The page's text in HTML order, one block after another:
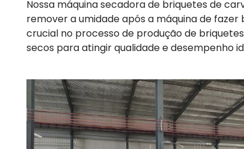
Nossa máquina secadora de briquetes de
remover a umidade após a máquina de
crucial no processo de produção de
secos para atingir qualidade e desempenho